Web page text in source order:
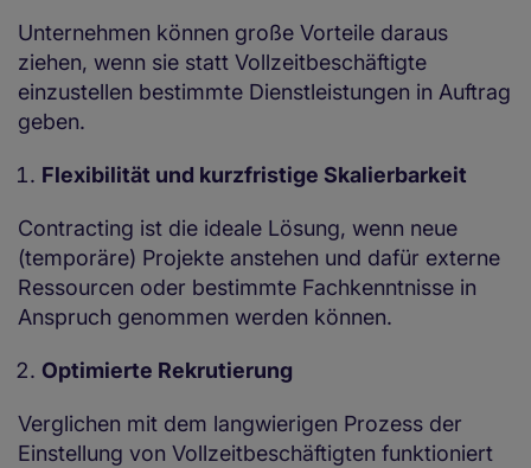
Unternehmen können große Vorteile daraus
ziehen, wenn sie statt Vollzeitbeschäftigte
einzustellen bestimmte Dienstleistungen in Auftrag
geben.
Flexibilität und kurzfristige Skalierbarkeit
Contracting ist die ideale Lösung, wenn neue
(temporäre) Projekte anstehen und dafür externe
Ressourcen oder bestimmte Fachkenntnisse in
Anspruch genommen werden können.
Optimierte Rekrutierung
Verglichen mit dem langwierigen Prozess der
Einstellung von Vollzeitbeschäftigten funktioniert